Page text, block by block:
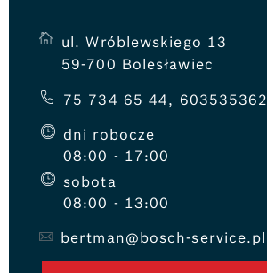
zapytaj
ul. Wróblewskiego 13
59-700 Bolesławiec
75 734 65 44, 603535362
dni robocze
08:00 - 17:00
sobota
08:00 - 13:00
bertman@bosch-service.pl